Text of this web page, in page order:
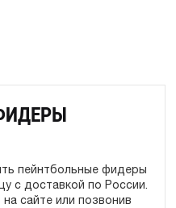
пейнтбольные фидеры
с доставкой по России.
сайте или позвонив